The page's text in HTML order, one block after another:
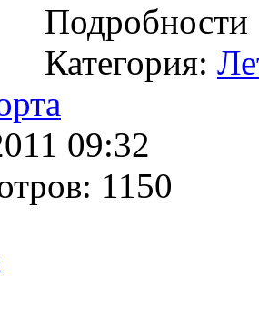
Подробности
Категория:
09:32
1150